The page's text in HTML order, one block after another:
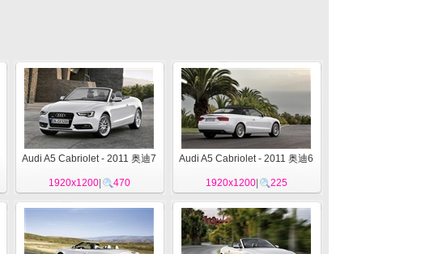
Audi A5 Cabriolet - 2011 奥迪7
1920x1200| 470
Audi A5 Cabriolet - 2011 奥迪6
1920x1200| 225